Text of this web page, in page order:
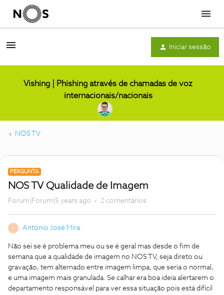
Menu
Iniciar sessão
Vishing | Phishing através de chamadas de voz
internacionais/nacionais
NOS TV
PERGUNTA
NOS TV Qualidade de Imagem
Forum|Forum|5 years ago 2 comentários
A Antonio José Mira
Não sei se é problema meu ou se é geral mas desde o fim de
semana que a qualidade de imagem no NOS TV, seja direto ou
gravação, tem alternado entre imagem limpa, que seria o normal,
e uma imagem mais granulada. Se calhar era boa ideia alertarem o
departamento responsável para ver essa situação pois está difícil